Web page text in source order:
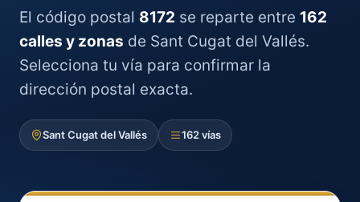
El código postal 8172 se reparte entre 162
calles y zonas de Sant Cugat del Vallés.
Selecciona tu vía para confirmar la
dirección postal exacta.
Sant Cugat del Vallés 162 vías